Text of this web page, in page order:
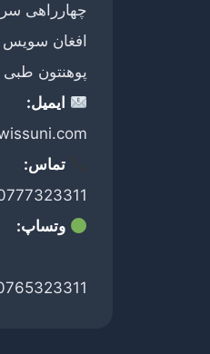
چهارراهی
افغان سویس
پوهنتون
ایمیل:
تماس:
وتساپ: